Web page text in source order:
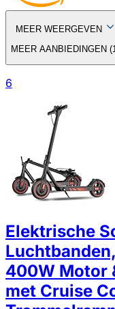
MEER WEERGEVEN
MEER AANBIEDINGEN (1
6
Elektrische
400W Motor
met Cruise